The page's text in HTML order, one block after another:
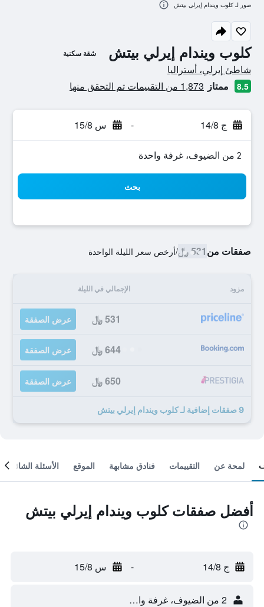
كلوب ويندام إيرلي بيتش شقة سكنية
تقييم فئة 0
شاطئ إيرلي، أستراليا
8.5 ممتاز 1,873 من التقييمات تم التحقق منها
ج 14/8 - س 15/8
2 من الضيوف، غرفة واحدة
بحث
صفقات من531 ﷼ /أرخص سعر الليلة الواحدة
مزود الإجمالي في الليلة
531 ﷼ عرض الصفقة
644 ﷼ عرض الصفقة
650 ﷼ عرض الصفقة
9 صفقات إضافية لـ كلوب ويندام إيرلي بيتش
صور لـ كلوب ويندام إيرلي بيتش
لمحة عن التقييمات فنادق مشابهة الموقع الأسئلة الشائعة
أفضل صفقات كلوب ويندام إيرلي بيتش
ج 14/8 - س 15/8
2 من الضيوف، غرفة واحدة